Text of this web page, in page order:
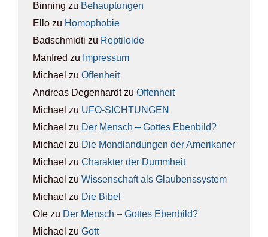
Binning zu Behaup­tun­gen
Ello zu Homo­pho­bie
Badschmidti zu Rep­ti­lo­ide
Manfred zu Impres­sum
Michael zu Offen­heit
Andreas Degenhardtzu Offen­heit
Michael zu UFO-SICH­TUN­GEN
Michael zu Der Mensch – Got­tes Eben­bild?
Michael zu Die Mond­lan­dun­gen der Ame­ri­ka­ner
Michael zu Cha­rak­ter der Dumm­heit
Michael zu Wis­sen­schaft als Glau­bens­sys­tem
Michael zu Die Bibel
Ole zu Der Mensch – Got­tes Eben­bild?
Michael zu Gott